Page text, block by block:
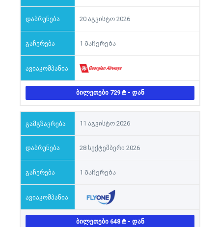
20 აგვისტო 2026
1 Გაჩერება
ᲑᲘᲚᲔᲗᲔᲑᲘ 729 - ᲓᲐᲜ
11 აგვისტო 2026
28 სექტემბერი 2026
1 Გაჩერება
ᲑᲘᲚᲔᲗᲔᲑᲘ 648 - ᲓᲐᲜ